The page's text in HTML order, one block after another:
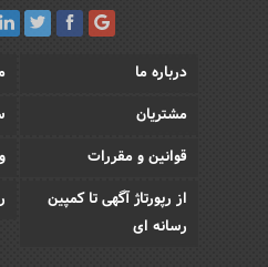
درباره ما
مشتریان
قوانین و مقررات
از رپورتاژ آگهی تا کمپین
رسانه ای